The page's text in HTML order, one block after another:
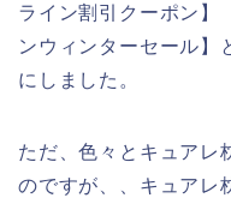
ライン割引クーポン】
ンウィンターセール】
にしました。
ただ、色々とキュアレ
のですが、、キュアレ